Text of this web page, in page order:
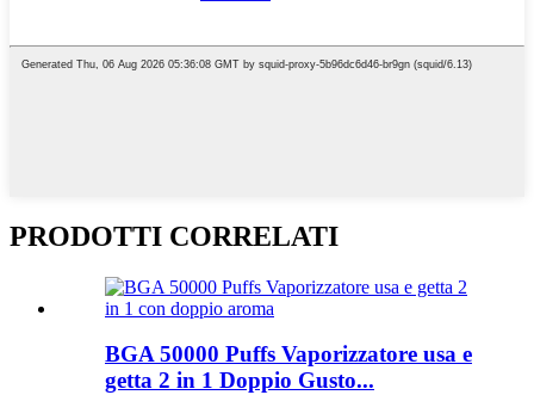
PRODOTTI CORRELATI
BGA 50000 Puffs Vaporizzatore usa e
getta 2 in 1 Doppio Gusto...